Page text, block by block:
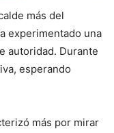
más del
experimentado una
autoridad. Durante
esperando
más por mirar